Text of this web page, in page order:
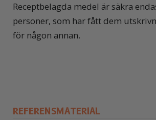
Receptbelagda medel är säkra
personer, som har fått dem
för någon annan.
REFERENSMATERIAL